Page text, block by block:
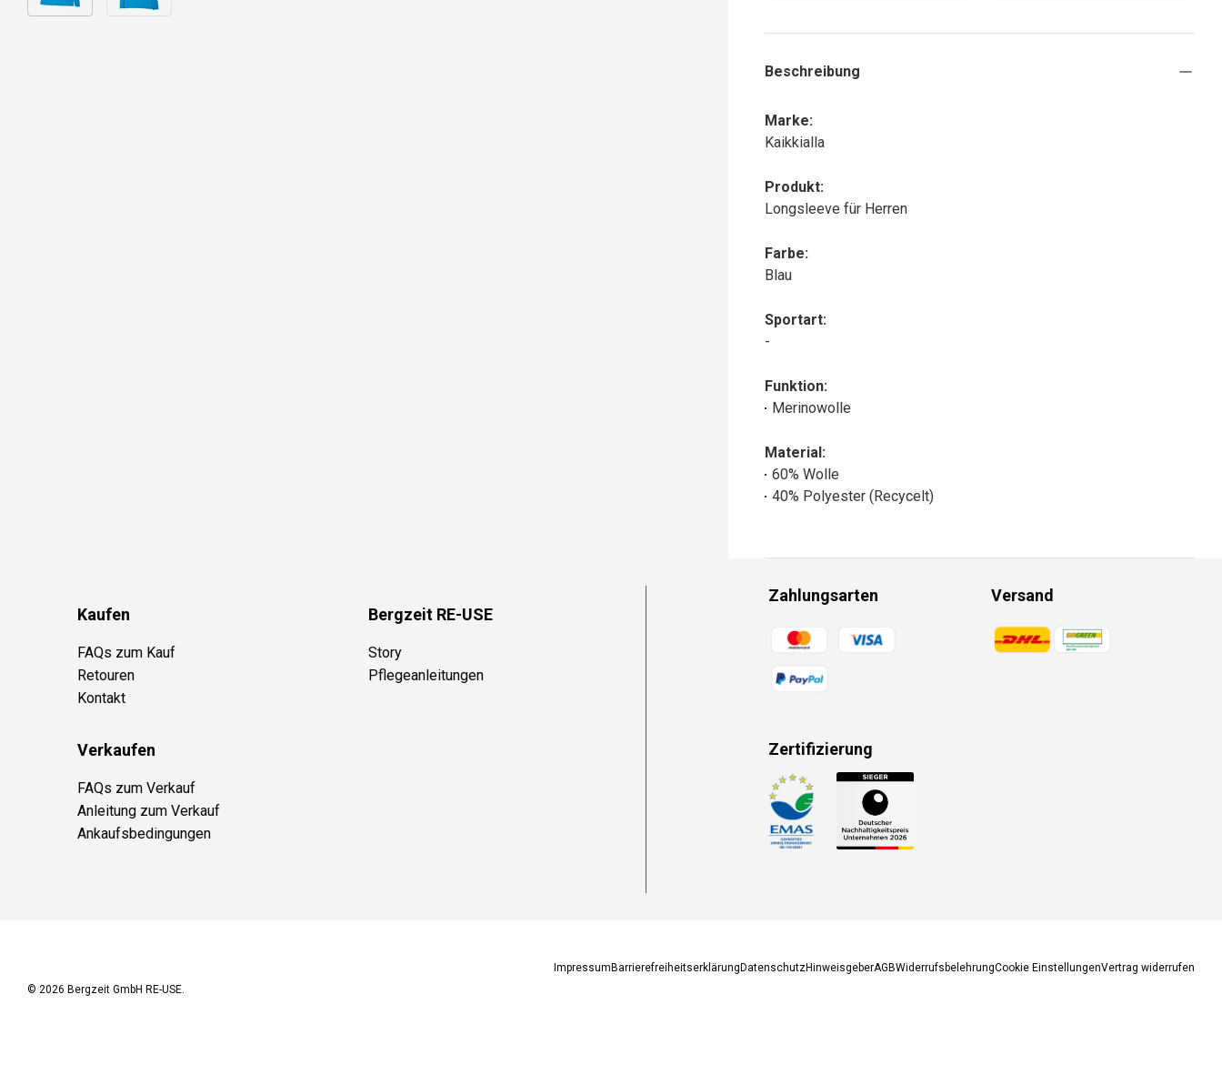
Bild 1 in Galerieansicht laden
Beschreibung
Marke:
Kaikkialla
Produkt:
Longsleeve für Herren
Farbe:
Blau
Sportart:
-
Funktion:
Merinowolle
Material:
60% Wolle
40% Polyester (Recycelt)
Kaufen
FAQs zum Kauf
Retouren
Kontakt
Bergzeit RE-USE
Story
Pflegeanleitungen
Verkaufen
FAQs zum Verkauf
Anleitung zum Verkauf
Ankaufsbedingungen
Zahlungsarten
Zahlungsmethoden
Versand
Zahlungsmethoden
Zertifizierung
Zahlungsmethoden
Impressum Barrierefreiheitserklärung DatenschutzHinweisgeberAGBWiderrufsbelehrungCookie EinstellungenVertrag widerrufen
© 2026 Bergzeit GmbH RE-USE.